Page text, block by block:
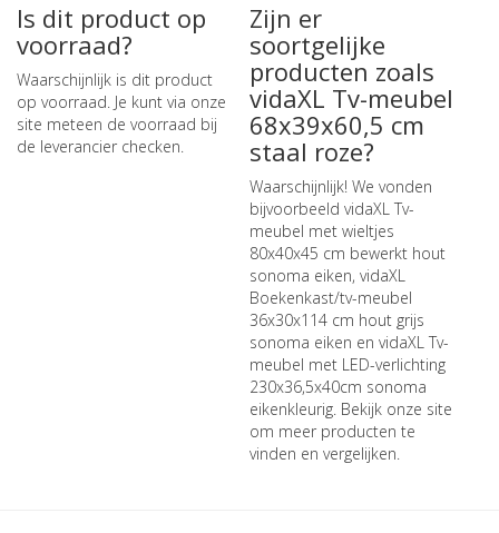
Is dit product op
voorraad?
Waarschijnlijk is dit product
op voorraad. Je kunt via onze
site meteen de voorraad bij
de leverancier checken.
Zijn er
soortgelijke
producten zoals
vidaXL Tv-meubel
68x39x60,5 cm
staal roze?
Waarschijnlijk! We vonden
bijvoorbeeld vidaXL Tv-
meubel met wieltjes
80x40x45 cm bewerkt hout
sonoma eiken, vidaXL
Boekenkast/tv-meubel
36x30x114 cm hout grijs
sonoma eiken en vidaXL Tv-
meubel met LED-verlichting
230x36,5x40cm sonoma
eikenkleurig. Bekijk onze site
om meer producten te
vinden en vergelijken.